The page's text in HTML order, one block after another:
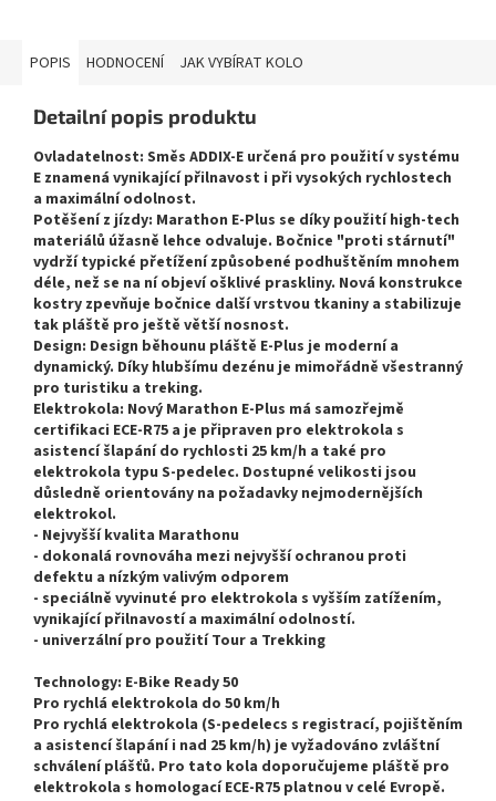
POPIS HODNOCENÍ JAK VYBÍRAT KOLO
Detailní popis produktu
Ovladatelnost: Směs ADDIX-E určená pro použití v systému
E znamená vynikající přilnavost i při vysokých rychlostech
a maximální odolnost.
Potěšení z jízdy: Marathon E-Plus se díky použití high-tech
materiálů úžasně lehce odvaluje. Bočnice "proti stárnutí"
vydrží typické přetížení způsobené podhuštěním mnohem
déle, než se na ní objeví ošklivé praskliny. Nová konstrukce
kostry zpevňuje bočnice další vrstvou tkaniny a stabilizuje
tak pláště pro ještě větší nosnost.
Design: Design běhounu pláště E-Plus je moderní a
dynamický. Díky hlubšímu dezénu je mimořádně všestranný
pro turistiku a treking.
Elektrokola: Nový Marathon E-Plus má samozřejmě
certifikaci ECE-R75 a je připraven pro elektrokola s
asistencí šlapání do rychlosti 25 km/h a také pro
elektrokola typu S-pedelec. Dostupné velikosti jsou
důsledně orientovány na požadavky nejmodernějších
elektrokol.
- Nejvyšší kvalita Marathonu
- dokonalá rovnováha mezi nejvyšší ochranou proti
defektu a nízkým valivým odporem
- speciálně vyvinuté pro elektrokola s vyšším zatížením,
vynikající přilnavostí a maximální odolností.
- univerzální pro použití Tour a Trekking
Technology: E-Bike Ready 50
Pro rychlá elektrokola do 50 km/h
Pro rychlá elektrokola (S-pedelecs s registrací, pojištěním
a asistencí šlapání i nad 25 km/h) je vyžadováno zvláštní
schválení plášťů. Pro tato kola doporučujeme pláště pro
elektrokola s homologací ECE-R75 platnou v celé Evropě.